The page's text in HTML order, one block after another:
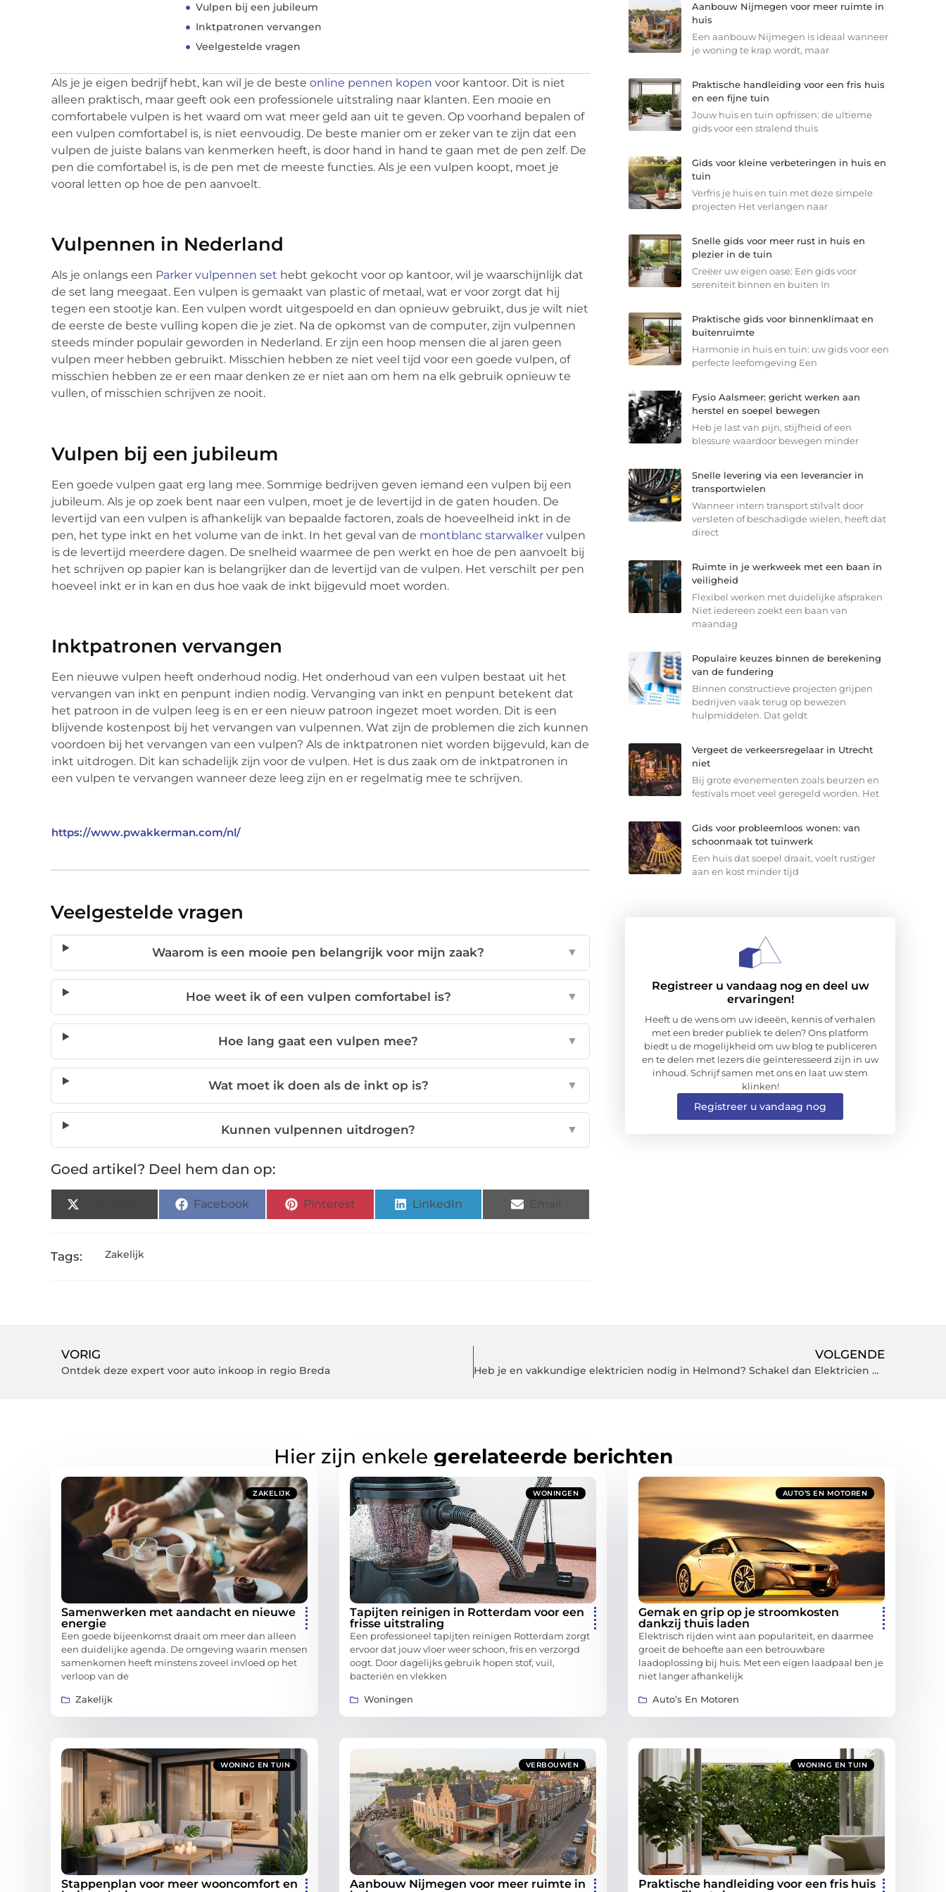
Vulpen bij een jubileum
Inktpatronen vervangen
Veelgestelde vragen
Als je je eigen bedrijf hebt, kan wil je de beste online pennen kopen voor kantoor. Dit is niet
alleen praktisch, maar geeft ook een professionele uitstraling naar klanten. Een mooie en
comfortabele vulpen is het waard om wat meer geld aan uit te geven. Op voorhand bepalen of
een vulpen comfortabel is, is niet eenvoudig. De beste manier om er zeker van te zijn dat een
vulpen de juiste balans van kenmerken heeft, is door hand in hand te gaan met de pen zelf. De
pen die comfortabel is, is de pen met de meeste functies. Als je een vulpen koopt, moet je
vooral letten op hoe de pen aanvoelt.
Vulpennen in Nederland
Als je onlangs een Parker vulpennen set hebt gekocht voor op kantoor, wil je waarschijnlijk dat
de set lang meegaat. Een vulpen is gemaakt van plastic of metaal, wat er voor zorgt dat hij
tegen een stootje kan. Een vulpen wordt uitgespoeld en dan opnieuw gebruikt, dus je wilt niet
de eerste de beste vulling kopen die je ziet. Na de opkomst van de computer, zijn vulpennen
steeds minder populair geworden in Nederland. Er zijn een hoop mensen die al jaren geen
vulpen meer hebben gebruikt. Misschien hebben ze niet veel tijd voor een goede vulpen, of
misschien hebben ze er een maar denken ze er niet aan om hem na elk gebruik opnieuw te
vullen, of misschien schrijven ze nooit.
Vulpen bij een jubileum
Een goede vulpen gaat erg lang mee. Sommige bedrijven geven iemand een vulpen bij een
jubileum. Als je op zoek bent naar een vulpen, moet je de levertijd in de gaten houden. De
levertijd van een vulpen is afhankelijk van bepaalde factoren, zoals de hoeveelheid inkt in de
pen, het type inkt en het volume van de inkt. In het geval van de montblanc starwalker vulpen
is de levertijd meerdere dagen. De snelheid waarmee de pen werkt en hoe de pen aanvoelt bij
het schrijven op papier kan is belangrijker dan de levertijd van de vulpen. Het verschilt per pen
hoeveel inkt er in kan en dus hoe vaak de inkt bijgevuld moet worden.
Inktpatronen vervangen
Een nieuwe vulpen heeft onderhoud nodig. Het onderhoud van een vulpen bestaat uit het
vervangen van inkt en penpunt indien nodig. Vervanging van inkt en penpunt betekent dat
het patroon in de vulpen leeg is en er een nieuw patroon ingezet moet worden. Dit is een
blijvende kostenpost bij het vervangen van vulpennen. Wat zijn de problemen die zich kunnen
voordoen bij het vervangen van een vulpen? Als de inktpatronen niet worden bijgevuld, kan de
inkt uitdrogen. Dit kan schadelijk zijn voor de vulpen. Het is dus zaak om de inktpatronen in
een vulpen te vervangen wanneer deze leeg zijn en er regelmatig mee te schrijven.
https://www.pwakkerman.com/nl/
Veelgestelde vragen
Waarom is een mooie pen belangrijk voor mijn zaak? ▼
Hoe weet ik of een vulpen comfortabel is? ▼
Hoe lang gaat een vulpen mee? ▼
Wat moet ik doen als de inkt op is? ▼
Kunnen vulpennen uitdrogen? ▼
Goed artikel? Deel hem dan op:
Facebook Pinterest LinkedIn
Tags: Zakelijk
Aanbouw Nijmegen voor meer ruimte in
huis
Een aanbouw Nijmegen is ideaal wanneer
je woning te krap wordt, maar
Praktische handleiding voor een fris huis
en een fijne tuin
Jouw huis en tuin opfrissen: de ultieme
gids voor een stralend thuis
Gids voor kleine verbeteringen in huis en
tuin
Verfris je huis en tuin met deze simpele
projecten Het verlangen naar
Snelle gids voor meer rust in huis en
plezier in de tuin
Creëer uw eigen oase: Een gids voor
sereniteit binnen en buiten In
Praktische gids voor binnenklimaat en
buitenruimte
Harmonie in huis en tuin: uw gids voor een
perfecte leefomgeving Een
Fysio Aalsmeer: gericht werken aan
herstel en soepel bewegen
Heb je last van pijn, stijfheid of een
blessure waardoor bewegen minder
Snelle levering via een leverancier in
transportwielen
Wanneer intern transport stilvalt door
versleten of beschadigde wielen, heeft dat
direct
Ruimte in je werkweek met een baan in
veiligheid
Flexibel werken met duidelijke afspraken
Niet iedereen zoekt een baan van
maandag
Populaire keuzes binnen de berekening
van de fundering
Binnen constructieve projecten grijpen
bedrijven vaak terug op bewezen
hulpmiddelen. Dat geldt
Vergeet de verkeersregelaar in Utrecht
niet
Bij grote evenementen zoals beurzen en
festivals moet veel geregeld worden. Het
Gids voor probleemloos wonen: van
schoonmaak tot tuinwerk
Een huis dat soepel draait, voelt rustiger
aan en kost minder tijd
Registreer u vandaag nog en deel uw
ervaringen!
Heeft u de wens om uw ideeën, kennis of verhalen
met een breder publiek te delen? Ons platform
biedt u de mogelijkheid om uw blog te publiceren
en te delen met lezers die geïnteresseerd zijn in uw
inhoud. Schrijf samen met ons en laat uw stem
klinken!
Registreer u vandaag nog
VORIG
Ontdek deze expert voor auto inkoop in regio Breda
VOLGENDE
Heb je en vakkundige elektricien nodig in Helmond? Schakel dan Elektricien Helmond in
Hier zijn enkele gerelateerde berichten
ZAKELIJK
Samenwerken met aandacht en nieuwe
energie
Een goede bijeenkomst draait om meer dan alleen
een duidelijke agenda. De omgeving waarin mensen
samenkomen heeft minstens zoveel invloed op het
verloop van de
Zakelijk
WONINGEN
Tapijten reinigen in Rotterdam voor een
frisse uitstraling
Een professioneel tapijten reinigen Rotterdam zorgt
ervoor dat jouw vloer weer schoon, fris en verzorgd
oogt. Door dagelijks gebruik hopen stof, vuil,
bacteriën en vlekken
Woningen
AUTO’S EN MOTOREN
Gemak en grip op je stroomkosten
dankzij thuis laden
Elektrisch rijden wint aan populariteit, en daarmee
groeit de behoefte aan een betrouwbare
laadoplossing bij huis. Met een eigen laadpaal ben je
niet langer afhankelijk
Auto’s En Motoren
WONING EN TUIN
Stappenplan voor meer wooncomfort en
VERBOUWEN
Aanbouw Nijmegen voor meer ruimte in
WONING EN TUIN
Praktische handleiding voor een fris huis